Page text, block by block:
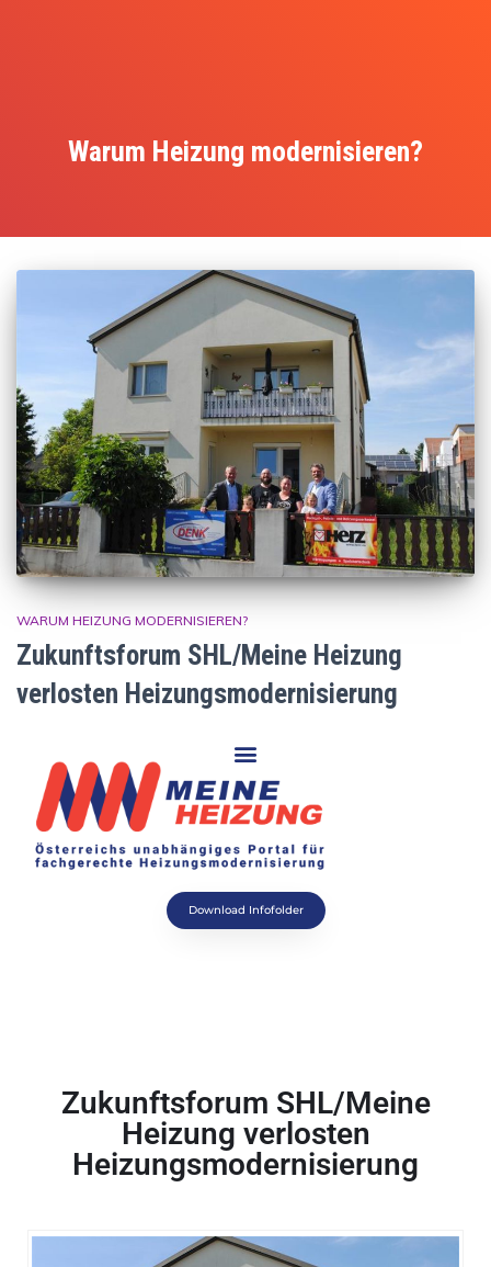
Warum Heizung modernisieren?
WARUM HEIZUNG MODERNISIEREN?
Zukunftsforum SHL/Meine Heizung
verlosten Heizungsmodernisierung
Download Infofolder
Zukunftsforum SHL/Meine
Heizung verlosten
Heizungsmodernisierung